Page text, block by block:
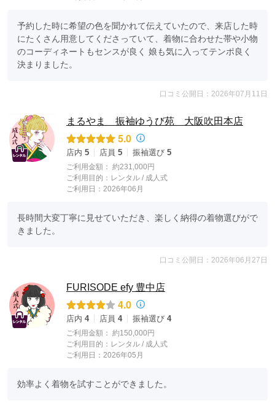
予約した時に希望の色を聞かれて伝えていたので、来店した時
にたくさん用意してくださっていて、着物に合わせた帯や小物
のコーディネートもセンスが良く 娘も気に入ってテンポ良く
決まりました。
口コミ公開日：2026年07月11日
まるやま 振袖ゆうび苑 大阪吹田本店
5.0
店内 5 店員 5 振袖選び 5
ご利用金額： 約231,000円
ご利用目的： レンタル / 成人式
ご利用日：2026年06月
長時間大変丁寧に見せていただき、楽しく納得の着物選びがで
きました。
口コミ公開日：2026年06月27日
FURISODE efy 豊中店
4.0
店内 4 店員 4 振袖選び 4
ご利用金額： 約150,000円
ご利用目的： レンタル / 成人式
ご利用日：2026年05月
効率よく着物を試すことができました。